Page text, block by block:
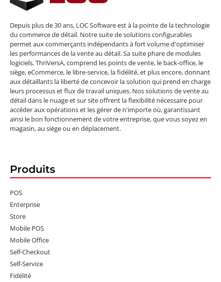
Depuis plus de 30 ans, LOC Software est à la pointe de la technologie
du commerce de détail. Notre suite de solutions configurables
permet aux commerçants indépendants à fort volume d'optimiser
les performances de la vente au détail. Sa suite phare de modules
logiciels, ThriVersA, comprend les points de vente, le back-office, le
siège, eCommerce, le libre-service, la fidélité, et plus encore, donnant
aux détaillants la liberté de concevoir la solution qui prend en charge
leurs processus et flux de travail uniques. Nos solutions de vente au
détail dans le nuage et sur site offrent la flexibilité nécessaire pour
accéder aux opérations et les gérer de n'importe où, garantissant
ainsi le bon fonctionnement de votre entreprise, que vous soyez en
magasin, au siège ou en déplacement.
Produits
POS
Enterprise
Store
Mobile POS
Mobile Office
Self-Checkout
Self-Service
Fidélité